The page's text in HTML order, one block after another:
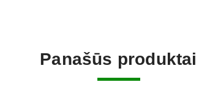
Panašūs produktai